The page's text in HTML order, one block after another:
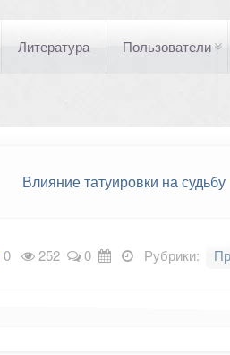
Литература Пользователи
Влияние татуировки на судьбу
0 252 0 Рубрики: